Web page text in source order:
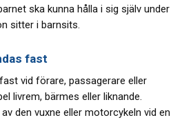
ska kunna hålla i sig själv under
sitter i barnsits.
fast
vid förare, passagerare eller
livrem, bärmes eller liknande.
den vuxne eller motorcykeln vid en